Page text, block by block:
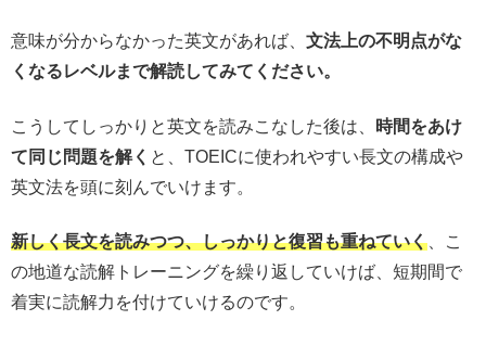
意味が分からなかった英文があれば、 文法上の不明点がな
くなるレベルまで解読してみてください。
こうしてしっかりと英文を読みこなした後は、
時間をあけ
て同じ問題を解く と、TOEICに使われやすい長文の構成や
英文法を頭に刻んでいけます。
新しく長文を読みつつ、しっかりと復習も重ねていく 、こ
の地道な読解トレーニングを繰り返していけば、短期間で
着実に読解力を付けていけるのです。